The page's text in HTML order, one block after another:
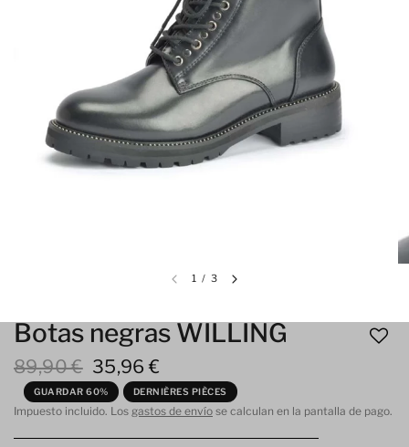
1 / 3
Botas negras WILLING
89,90 € 35,96 €
GUARDAR 60% DERNIÈRES PIÈCES
Impuesto incluido. Los gastos de envío se calculan en la pantalla de pago.